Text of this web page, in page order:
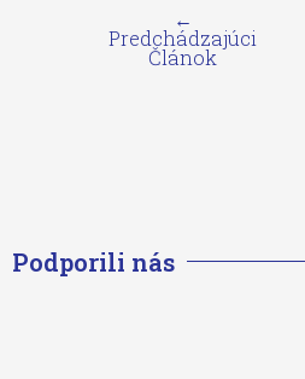
←
Predchádzajúci
Článok
Podporili nás